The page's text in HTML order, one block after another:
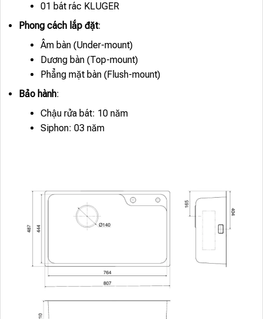
01 bát rác KLUGER
Phong cách lắp đặt:
Âm bàn (Under-mount)
Dương bàn (Top-mount)
Phẳng mặt bàn (Flush-mount)
Bảo hành:
Chậu rửa bát: 10 năm
Siphon: 03 năm